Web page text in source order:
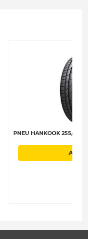
PNEU HANKOOK 255/3020